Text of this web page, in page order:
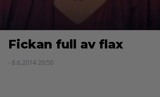
Fickan full av flax
- 8.6.2014 20:50